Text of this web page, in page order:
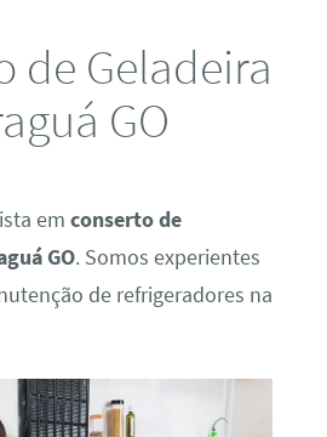
de Geladeira
GO
em conserto de
GO. Somos experientes
de refrigeradores na